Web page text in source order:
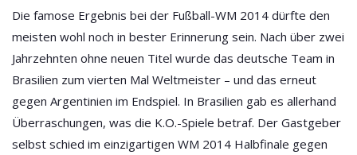
Die famose Ergebnis bei der Fußball-WM 2014 dürfte den
meisten wohl noch in bester Erinnerung sein. Nach über zwei
Jahrzehnten ohne neuen Titel wurde das deutsche Team in
Brasilien zum vierten Mal Weltmeister – und das erneut
gegen Argentinien im Endspiel. In Brasilien gab es allerhand
Überraschungen, was die K.O.-Spiele betraf. Der Gastgeber
selbst schied im einzigartigen WM 2014 Halbfinale gegen